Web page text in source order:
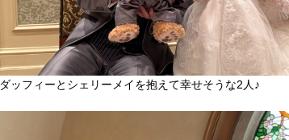
ダッフィーとシェリーメイを抱えて幸せそうな2人♪